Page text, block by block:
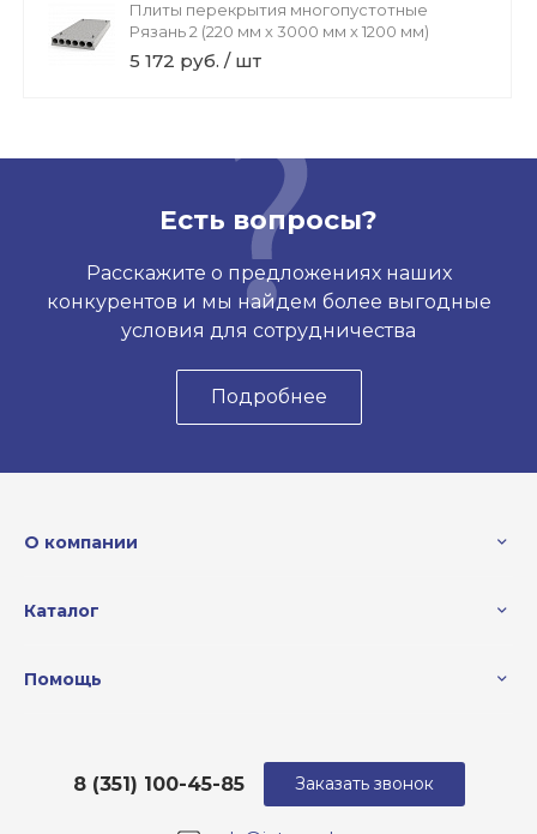
Плиты перекрытия многопустотные
Рязань 2 (220 мм х 3000 мм х 1200 мм)
5 172 руб. / шт
Есть вопросы?
Расскажите о предложениях наших
конкурентов и мы найдем более выгодные
условия для сотрудничества
Подробнее
О компании
Каталог
Помощь
8 (351) 100-45-85 Заказать звонок